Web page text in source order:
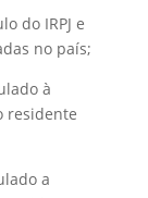
do IRPJ e
no país;
à
residente
a